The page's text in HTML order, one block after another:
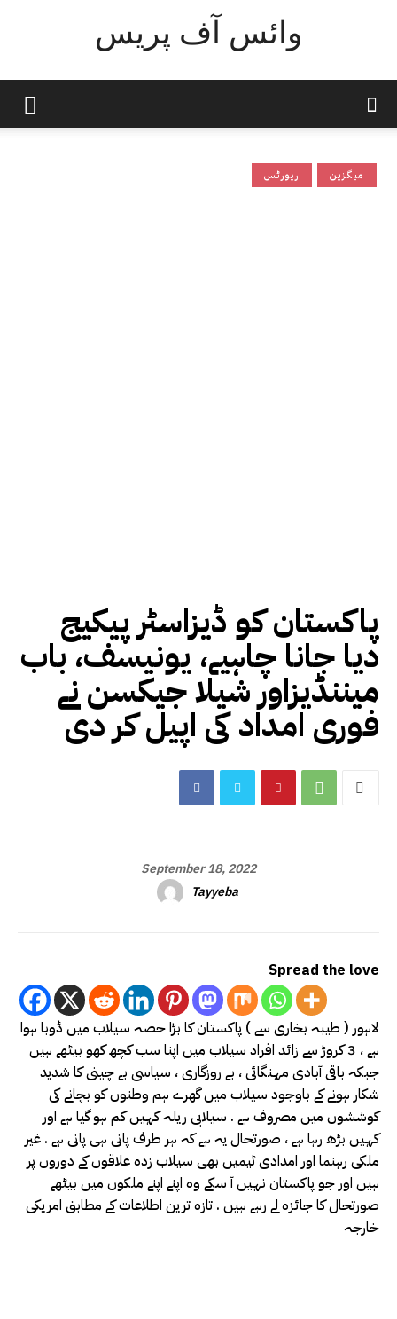
وائس آف پریس
رپورٹس میگزین
پاکستان کو ڈیزاسٹر پیکیج
دیا جانا چاہیے، یونیسف، باب
میننڈیزاور شیلا جیکسن نے
فوری امداد کی اپیل کر دی
September 18, 2022
Tayyeba
Spread the love
لاہور ( طیبہ بخاری سے ) پاکستان کا بڑا حصہ سیلاب میں ڈوبا ہوا
ہے ، 3 کروڑ سے زائد افراد سیلاب میں اپنا سب کچھ کھو بیٹھے ہیں
جبکہ باقی آبادی مہنگائی ، بے روزگاری ، سیاسی بے چینی کا شدید
شکار ہونے کے باوجود سیلاب میں گھرے ہم وطنوں کو بچانے کی
کوششوں میں مصروف ہے . سیلابی ریلہ کہیں کم ہو گیا ہے اور
کہیں بڑھ رہا ہے ، صورتحال یہ ہے کہ ہر طرف پانی ہی پانی ہے . غیر
ملکی رہنما اور امدادی ٹیمیں بھی سیلاب زدہ علاقوں کے دوروں پر
ہیں اور جو پاکستان نہیں آ سکے وہ اپنے اپنے ملکوں میں بیٹھے
صورتحال کا جائزہ لے رہے ہیں . تازہ ترین اطلاعات کے مطابق امریکی
خارجہ